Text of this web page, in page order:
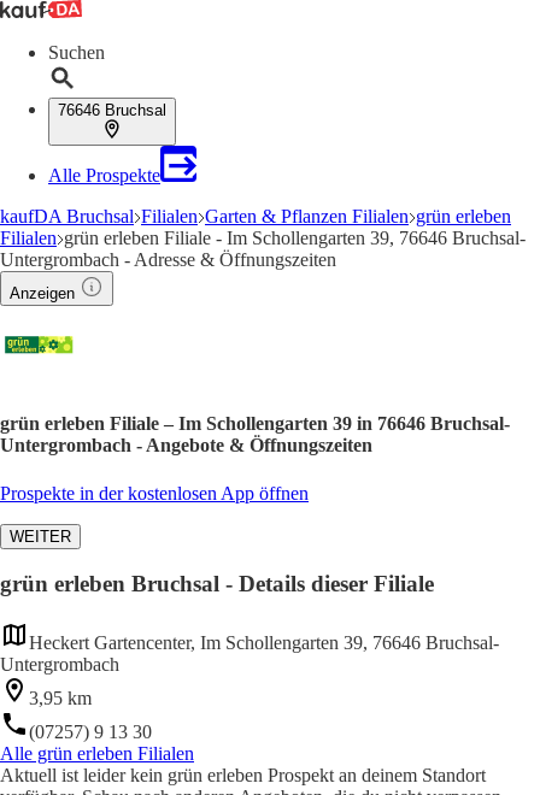
Suchen
76646 Bruchsal
Alle Prospekte
kaufDA Bruchsal Filialen Garten & Pflanzen Filialen grün erleben
Filialen grün erleben Filiale - Im Schollengarten 39, 76646 Bruchsal-
Untergrombach - Adresse & Öffnungszeiten
Anzeigen
grün erleben Filiale – Im Schollengarten 39 in 76646 Bruchsal-
Untergrombach - Angebote & Öffnungszeiten
Prospekte in der kostenlosen App öffnen
WEITER
grün erleben Bruchsal - Details dieser Filiale
Heckert Gartencenter, Im Schollengarten 39, 76646 Bruchsal-
Untergrombach
3,95 km
(07257) 9 13 30
Alle grün erleben Filialen
Aktuell ist leider kein grün erleben Prospekt an deinem Standort